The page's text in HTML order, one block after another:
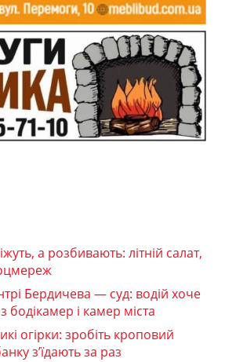
а розбивають: літній салат,
Бердичева — суд: водій хоче
бодікамер і камер міста
огірки: зробіть кроповий
з’їдають за раз